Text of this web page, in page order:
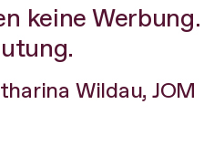
keine Werbung.
Wildau, JOM